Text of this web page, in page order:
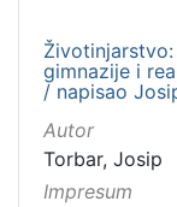
gimnazije i
/ napisao
Autor
Torbar, Josip
Impresum